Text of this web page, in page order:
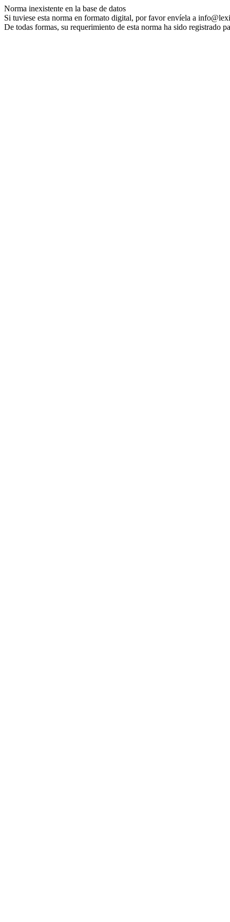
Norma inexistente en la base de datos
Si tuviese esta norma en formato digital, por favor envíela a
De todas formas, su requerimiento de esta norma ha sido registrado